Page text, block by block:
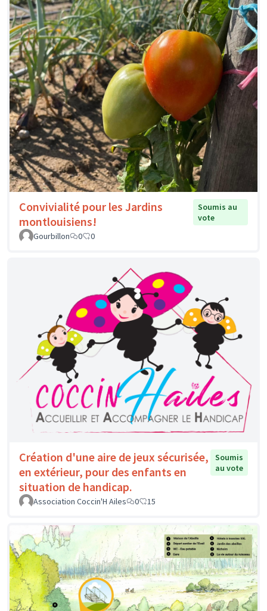
Convivialité pour les Jardins
montlouisiens!
Soumis au
vote
Gourbillon
0 0
Création d'une aire de jeux sécurisée,
en extérieur, pour des enfants en
situation de handicap.
Soumis
au vote
Association Coccin'H Ailes 0 15